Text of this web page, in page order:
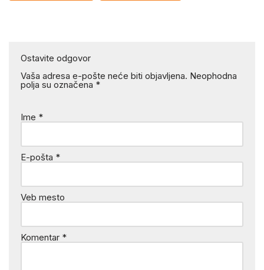
Ostavite odgovor
Vaša adresa e-pošte neće biti objavljena. Neophodna
polja su označena *
Ime *
E-pošta *
Veb mesto
Komentar *